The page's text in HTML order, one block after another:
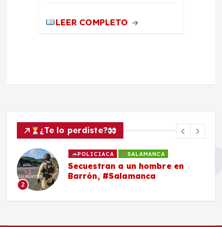
LEER COMPLETO
¿Te lo perdiste?
2
POLICIACA SALAMANCA
Secuestran a un hombre en
Barrón, #Salamanca